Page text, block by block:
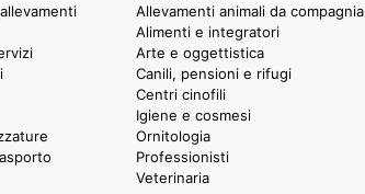
Allevamenti animali da compagnia
Alimenti e integratori
Arte e oggettistica
Canili, pensioni e rifugi
Centri cinofili
Igiene e cosmesi
Ornitologia
Professionisti
Veterinaria